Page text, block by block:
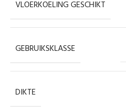
VLOERKOELING GESCHIKT
GEBRUIKSKLASSE
DIKTE